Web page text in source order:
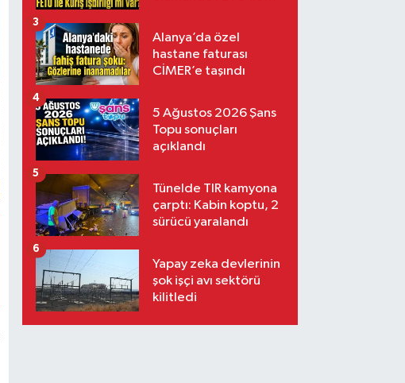
Alanya’da özel
hastane faturası
CİMER’e taşındı
3
5 Ağustos 2026 Şans
Topu sonuçları
açıklandı
4
Tünelde TIR kamyona
çarptı: Kabin koptu, 2
sürücü yaralandı
5
Yapay zeka devlerinin
şok işçi avı sektörü
kilitledi
6